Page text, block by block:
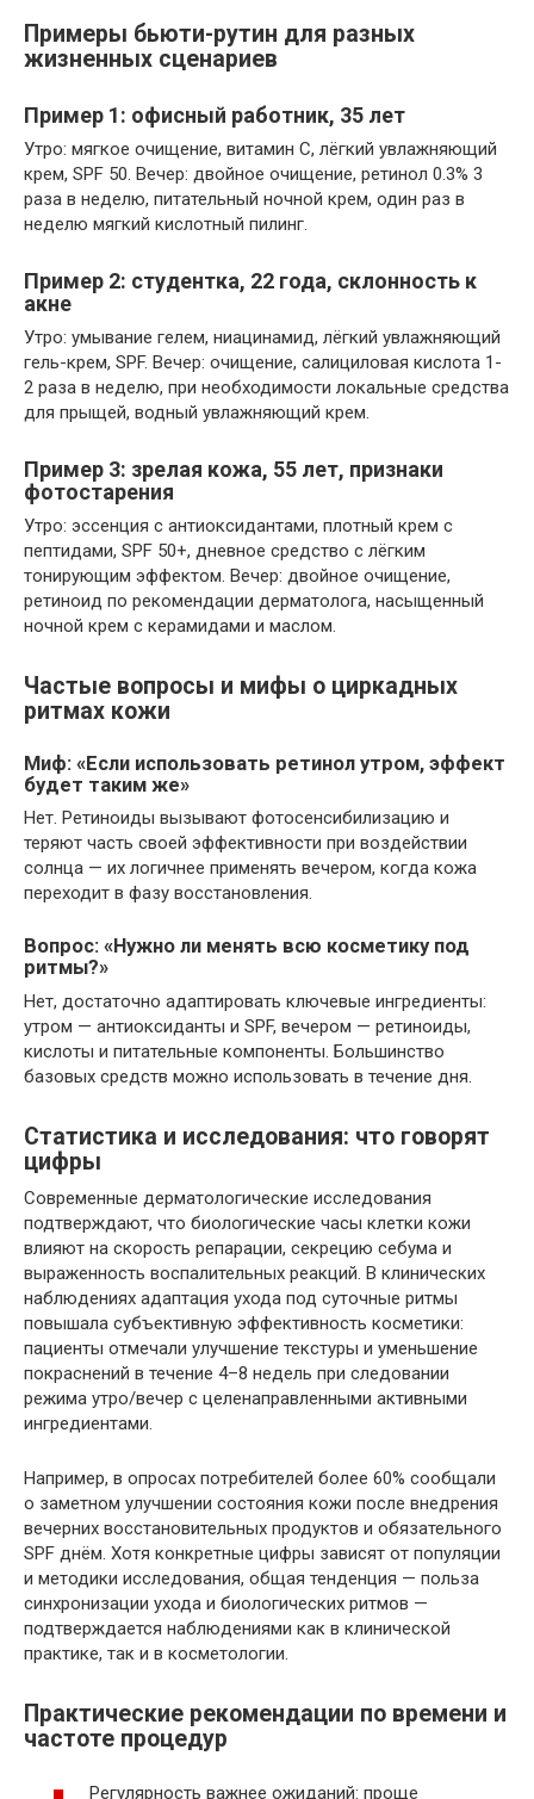
Примеры бьюти-рутин для разных
жизненных сценариев
Пример 1: офисный работник, 35 лет
Утро: мягкое очищение, витамин C, лёгкий увлажняющий
крем, SPF 50. Вечер: двойное очищение, ретинол 0.3% 3
раза в неделю, питательный ночной крем, один раз в
неделю мягкий кислотный пилинг.
Пример 2: студентка, 22 года, склонность к
акне
Утро: умывание гелем, ниацинамид, лёгкий увлажняющий
гель-крем, SPF. Вечер: очищение, салициловая кислота 1-
2 раза в неделю, при необходимости локальные средства
для прыщей, водный увлажняющий крем.
Пример 3: зрелая кожа, 55 лет, признаки
фотостарения
Утро: эссенция с антиоксидантами, плотный крем с
пептидами, SPF 50+, дневное средство с лёгким
тонирующим эффектом. Вечер: двойное очищение,
ретиноид по рекомендации дерматолога, насыщенный
ночной крем с керамидами и маслом.
Частые вопросы и мифы о циркадных
ритмах кожи
Миф: «Если использовать ретинол утром, эффект
будет таким же»
Нет. Ретиноиды вызывают фотосенсибилизацию и
теряют часть своей эффективности при воздействии
солнца — их логичнее применять вечером, когда кожа
переходит в фазу восстановления.
Вопрос: «Нужно ли менять всю косметику под
ритмы?»
Нет, достаточно адаптировать ключевые ингредиенты:
утром — антиоксиданты и SPF, вечером — ретиноиды,
кислоты и питательные компоненты. Большинство
базовых средств можно использовать в течение дня.
Статистика и исследования: что говорят
цифры
Современные дерматологические исследования
подтверждают, что биологические часы клетки кожи
влияют на скорость репарации, секрецию себума и
выраженность воспалительных реакций. В клинических
наблюдениях адаптация ухода под суточные ритмы
повышала субъективную эффективность косметики:
пациенты отмечали улучшение текстуры и уменьшение
покраснений в течение 4–8 недель при следовании
режима утро/вечер с целенаправленными активными
ингредиентами.
Например, в опросах потребителей более 60% сообщали
о заметном улучшении состояния кожи после внедрения
вечерних восстановительных продуктов и обязательного
SPF днём. Хотя конкретные цифры зависят от популяции
и методики исследования, общая тенденция — польза
синхронизации ухода и биологических ритмов —
подтверждается наблюдениями как в клинической
практике, так и в косметологии.
Практические рекомендации по времени и
частоте процедур
Регулярность важнее ожиданий: проще